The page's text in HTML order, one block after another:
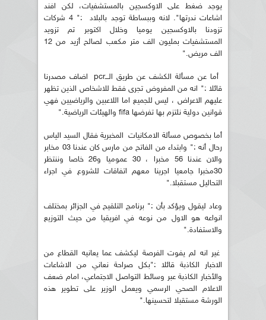
يوجد ضغط على الاوكسجين بالمستشفيات، لكن افند
اشاعات ندرتها". لانه وببساطة توجد بالبلاد :" 4 شركات
تزودنا بالاوكسجين يوميا وخلال اكتوبر تم تزويد
المستشفيات بمليون الف متر مكعب لصالح أزيد من 12
الف مريض."
أما عن مسألة الكشف عن طريق الـــpcr اضاف مصدرنا
قائلا :" انه من المفروض تجرى فقط للاشخاص الذين تظهر
عليهم الاعراض ، ليس للجميع اما اللاعبين والرياضيين فهي
قوانين دولية نلتزم بها تفرضها fifa والهيئات الرياضية."
أما بخصوص مسألة الامكانيات المخبرية فقال السيد الياس
رحال أنه :" وابتداء من الفاتح من مارس كان عندنا 03 مخابر
والان عندنا 56 مخبرا ، 30 عموميا و26 خاصا وننتظر
30مخبرا جامعيا اجرينا معهم اتفاقات للشروع في اجراء
التحاليل مستقبلا."
وعاد ليقول ويؤكد بأن :" برنامج التلقيح في الجزائر بمختلف
انواعه هو الاول من نوعه في افريقيا من حيث التوزيع
والاستفادة."
غير انه لم يفوت الفرصة ليكشف عما يعانيه القطاع من
الاخبار الكاذبة قائلا :"بكل صراحة نعاني من الاشاعات
والأخبار الكاذبة عبر وسائط التواصل الاجتماعي، امام ضعف
الاعلام الصحي الرسمي ويعمل الوزير على تطوير هذه
الورشة مستقبلا لتحسينها."